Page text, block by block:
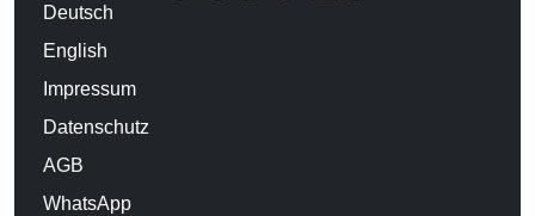
Deutsch
English
Impressum
Datenschutz
AGB
WhatsApp